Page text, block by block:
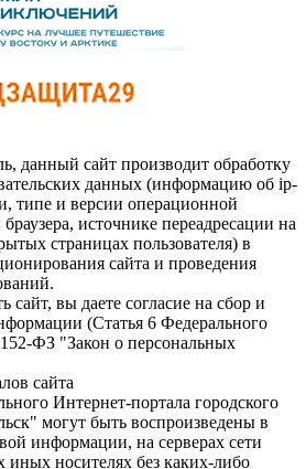
данный сайт производит обработку
данных (информацию об ip-
типе и версии операционной
источнике переадресации на
страницах пользователя) в
сайта и проведения
сайт, вы даете согласие на сбор и
(Статья 6 Федерального
ФЗ "Закон о персональных
сайта
Интернет-портала городского
могут быть воспроизведены в
информации, на серверах сети
носителях без каких-либо